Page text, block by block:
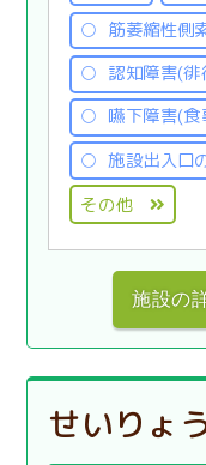
筋萎縮性側
認知障害(徘
嚥下障害(
施設出入口
その他
施設の
せいりょ